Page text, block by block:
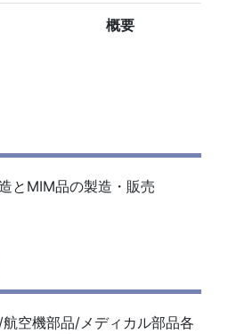
概要
とMIM品の製造・販売
空機部品/メディカル部品各